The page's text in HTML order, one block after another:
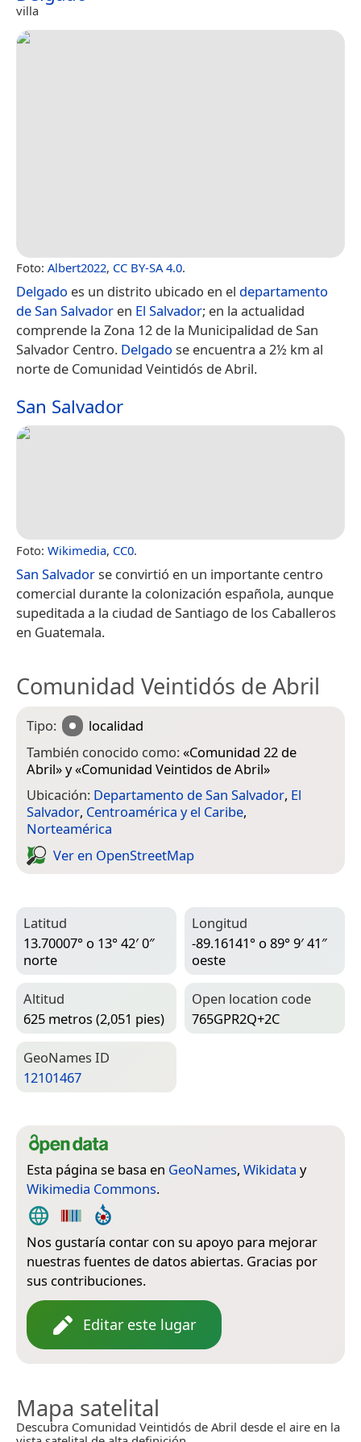
villa
Foto: Albert2022, CC BY-SA 4.0.
Delgado es un distrito ubicado en el departamento
de San Salvador en El Salvador; en la actualidad
comprende la Zona 12​ de la Municipalidad de San
Salvador Centro. Delgado se encuentra a 2½ km al
norte de Comunidad Veintidós de Abril.
San Salvador
Foto: Wikimedia, CC0.
San Salvadorse convirtió en un importante centro
comercial durante la colonización española, aunque
supeditada a la ciudad de Santiago de los Caballeros
en Guatemala.
Comunidad Veintidós de Abril
Tipo:
localidad
También conocido como:«Comunidad 22 de
Abril» y «Comunidad Veintidos de Abril»
Ubicación: Departamento de San Salvador, El
Salvador, Centroamérica y el Caribe,
Norteamérica
Ver en Open­Street­Map
Latitud
13.70007° o 13° 42′ 0″
norte
Longitud
-89.16141° o 89° 9′ 41″
oeste
Altitud
625 metros (2,051 pies)
Open location code
765GPR2Q+2C
Geo­Names ID
12101467
Esta página se basa en GeoNames, Wikidata y
Wikimedia Commons.
Nos gustaría contar con su apoyo para mejorar
nuestras fuentes de datos abiertas. Gracias por
sus contribuciones.
Editar este lugar
Mapa satelital
Descubra Comunidad Veintidós de Abril desde el aire en la